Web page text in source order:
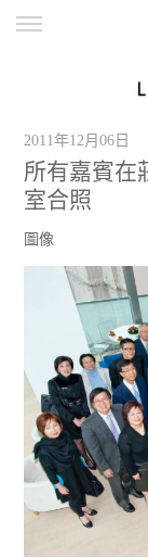
新聞資
並肩同行
2011年12月06日
所有嘉賓在
室合照
圖像